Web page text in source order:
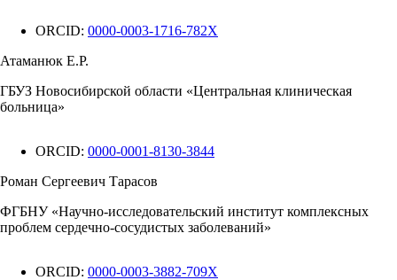
ORCID: 0000-0003-1716-782X
Атаманюк Е.Р.
ГБУЗ Новосибирской области «Центральная клиническая
больница»
ORCID: 0000-0001-8130-3844
Роман Сергеевич Тарасов
ФГБНУ «Научно-исследовательский институт комплексных
проблем сердечно-сосудистых заболеваний»
ORCID: 0000-0003-3882-709X